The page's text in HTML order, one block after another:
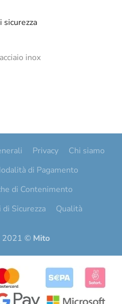
sicurezza
inox
Privacy
Chi siamo
di Pagamento
di Contenimento
Sicurezza
Qualità
2021 © Mito